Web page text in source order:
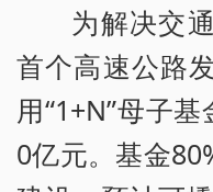
为解决交
首个高速公路
用“1+N”母子
0亿元。基金